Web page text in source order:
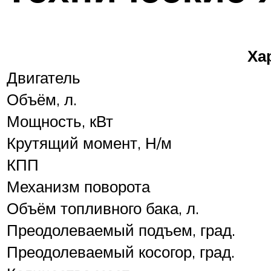
Двигатель
Объём, л.
Мощность, кВт
Крутящий момент, Н/м
КПП
Механизм поворота
Объём топливного бака, л.
Преодолеваемый подъем, град.
Преодолеваемый косогор, град.